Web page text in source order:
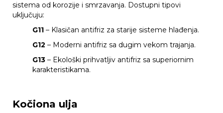
sistema od korozije i smrzavanja. Dostupni tipovi
uključuju:
G11 – Klasičan antifriz za starije sisteme hlađenja.
G12 – Moderni antifriz sa dugim vekom trajanja.
G13 – Ekološki prihvatljiv antifriz sa superiornim
karakteristikama.
Kočiona ulja